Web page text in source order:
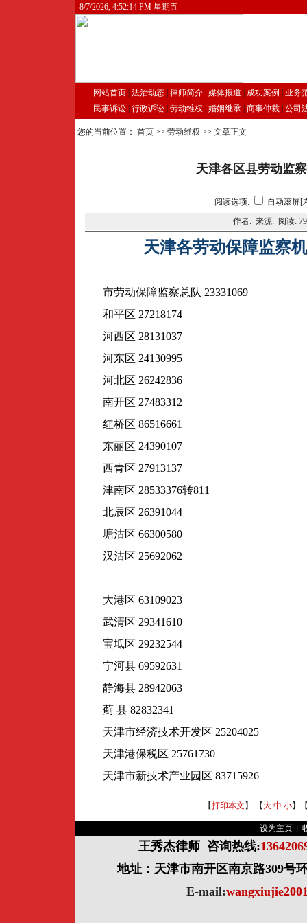
8/7/2026, 4:52:14 PM 星期五
网站首页 法治动态 律师简介 媒体报道 成功案例
业务
民事诉讼 行政诉讼 劳动维权 婚姻继承 商事仲裁 公司
您的当前位置： 首页 >> 劳动维权 >> 文章正文
天津各区县劳动监
阅读选项:
自动滚屏[
作者: 来源: 阅读:
天津各劳动保障监察
市劳动保障监察总队 23331069
和平区 27218174
河西区 28131037
河东区 24130995
河北区 26242836
南开区 27483312
红桥区 86516661
东丽区 24390107
西青区 27913137
津南区 28533376转811
北辰区 26391044
塘沽区 66300580
汉沽区 25692062
大港区 63109023
武清区 29341610
宝坻区 29232544
宁河县 69592631
静海县 28942063
蓟 县 82832341
天津市经济技术开发区 25204025
天津港保税区 25761730
天津市新技术产业园区 83715926
【打印本文 】 【大 中 小】
设为主页
王秀杰律师 咨询热线:
地址：天津市南开区南京路309号
E-mail: